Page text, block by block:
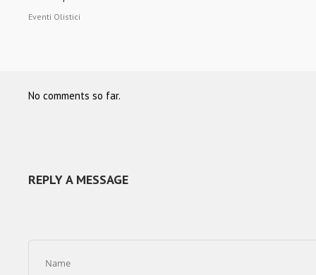
Eventi Olistici
No comments so far.
REPLY A MESSAGE